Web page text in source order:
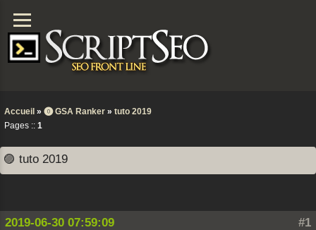
Accueil » ⓿ GSA Ranker » tuto 2019
Pages :: 1
🟣 tuto 2019
#1
2019-06-30 07:59:09